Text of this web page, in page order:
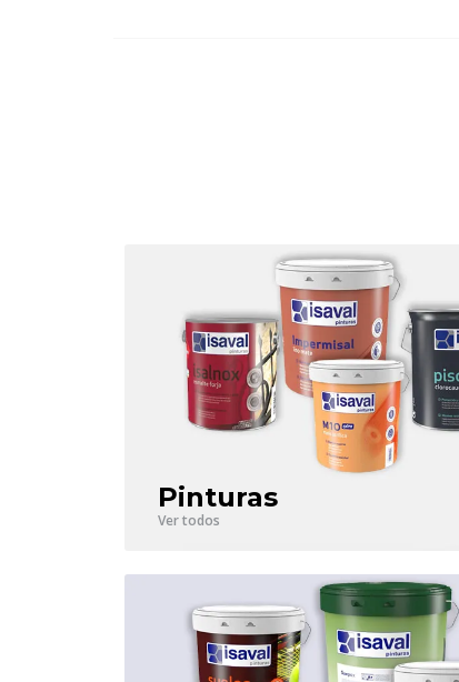
Pinturas
Ver todos